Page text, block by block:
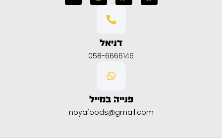
דניאל
058-6666146
פנייה במייל
noyafoods@gmail.com